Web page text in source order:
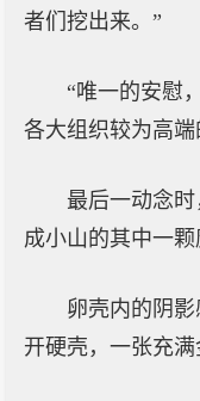
者们挖出来。”
“唯一的安慰
各大组织较为高端
最后一动念
成小山的其中一颗
卵壳内的阴
开硬壳，一张充满